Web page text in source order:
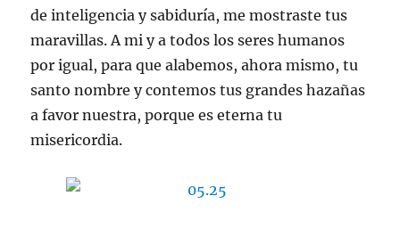
de inteligencia y sabiduría, me mostraste tus
maravillas. A mi y a todos los seres humanos
por igual, para que alabemos, ahora mismo, tu
santo nombre y contemos tus grandes hazañas
a favor nuestra, porque es eterna tu
misericordia.